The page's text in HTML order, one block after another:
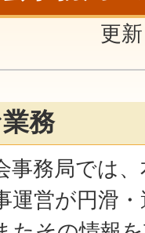
更
務
務局では、
運営が円滑